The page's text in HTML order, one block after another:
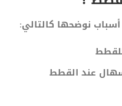
نوضحها كالتالي:
عند القطط